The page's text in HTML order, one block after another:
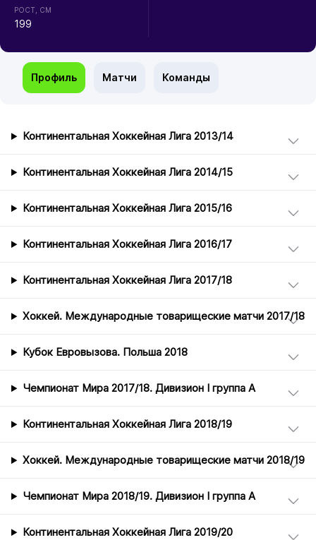
РОСТ, СМ
199
Профиль Матчи Команды
Континентальная Хоккейная Лига 2013/14
Континентальная Хоккейная Лига 2014/15
Континентальная Хоккейная Лига 2015/16
Континентальная Хоккейная Лига 2016/17
Континентальная Хоккейная Лига 2017/18
Хоккей. Международные товарищеские матчи 2017/18
Кубок Евровызова. Польша 2018
Чемпионат Мира 2017/18. Дивизион I группа А
Континентальная Хоккейная Лига 2018/19
Хоккей. Международные товарищеские матчи 2018/19
Чемпионат Мира 2018/19. Дивизион I группа А
Континентальная Хоккейная Лига 2019/20